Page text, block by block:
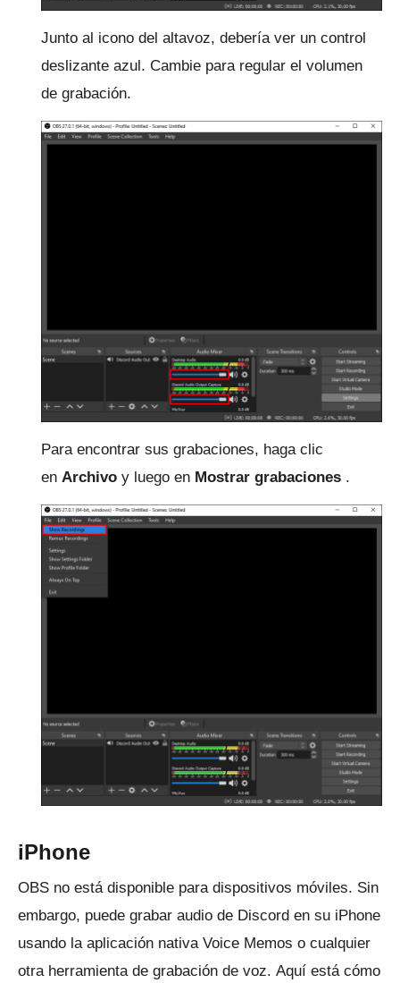
Junto al icono del altavoz, debería ver un control
deslizante azul. Cambie para regular el volumen
de grabación.
Para encontrar sus grabaciones, haga clic
en Archivo y luego en Mostrar grabaciones .
iPhone
OBS no está disponible para dispositivos móviles. Sin
embargo, puede grabar audio de Discord en su iPhone
usando la aplicación nativa Voice Memos o cualquier
otra herramienta de grabación de voz. Aquí está cómo